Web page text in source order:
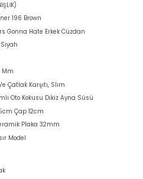
196 Brown
Gonna Hate Erkek Cüzdan
Mm
Çatlak Karşıtı, Slim
Oto Kokusu Dikiz Ayna Süsü
Çap 12cm
Plaka 32mm
Model